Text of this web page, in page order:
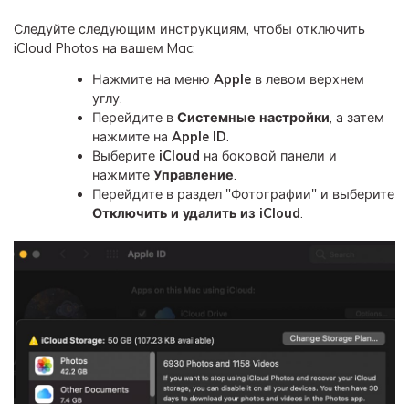
Следуйте следующим инструкциям, чтобы отключить
iCloud Photos на вашем Mac:
Нажмите на меню Apple в левом верхнем
углу.
Перейдите в Системные настройки, а затем
нажмите на Apple ID.
Выберите iCloud на боковой панели и
нажмите Управление.
Перейдите в раздел "Фотографии" и выберите
Отключить и удалить из iCloud.